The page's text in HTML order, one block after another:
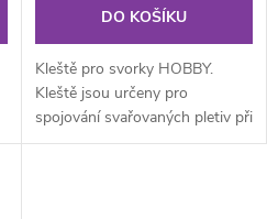
DO KOŠÍKU
Kleště pro svorky HOBBY.
Kleště jsou určeny pro
spojování svařovaných pletiv při
stavbě plotů.